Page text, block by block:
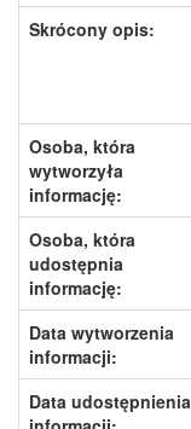
Skrócony opis:
Osoba, która
wytworzyła
informację:
Osoba, która
udostępnia
informację:
Data wytworzenia
informacji:
Data udostępnienia